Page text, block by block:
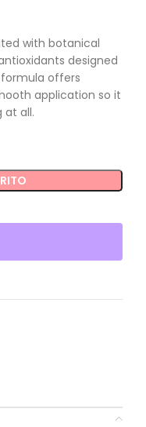
with botanical
designed
offers
application so it
at all.